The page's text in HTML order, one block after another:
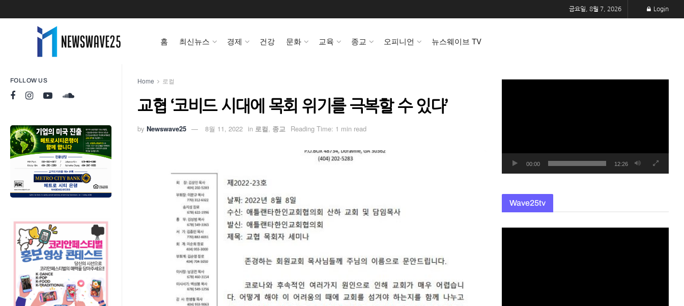
FOLLOW US
금요일, 8월 7, 2026 Login
홈 최신뉴스 경제 건강 문화 교육 종교 오피니언 뉴스웨이브 TV
Home 로컬
교협 ‘코비드 시대에 목회 위기를 극복할 수 있다’
by Newswave25 8월 11, 2022 in 로컬, 종교 Reading Time: 1 min read
00:00 12:26
Wave25tv